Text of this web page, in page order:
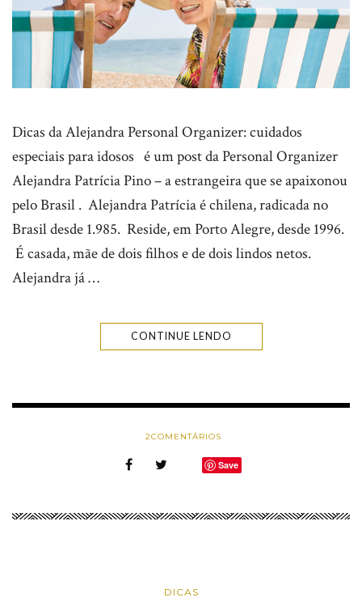
Dicas da Alejandra Personal Organizer: cuidados
especiais para idosos é um post da Personal Organizer
Alejandra Patrícia Pino – a estrangeira que se apaixonou
pelo Brasil . Alejandra Patrícia é chilena, radicada no
Brasil desde 1.985. Reside, em Porto Alegre, desde 1996.
É casada, mãe de dois filhos e de dois lindos netos.
Alejandra já …
CONTINUE LENDO
2COMENTÁRIOS
Save
DICAS